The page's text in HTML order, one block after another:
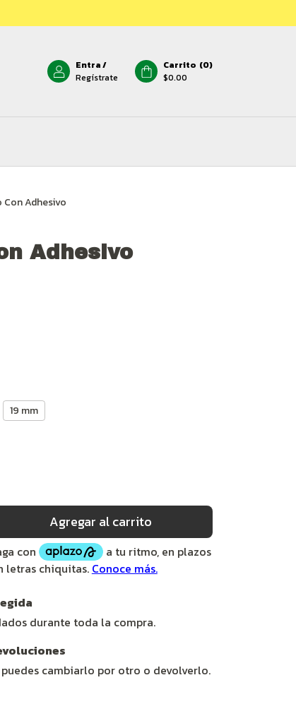
Entra/
Regístrate
Carrito (0)
$0.00
Con Adhesivo
Adhesivo
19 mm
durante toda la compra.
puedes cambiarlo por otro o devolverlo.